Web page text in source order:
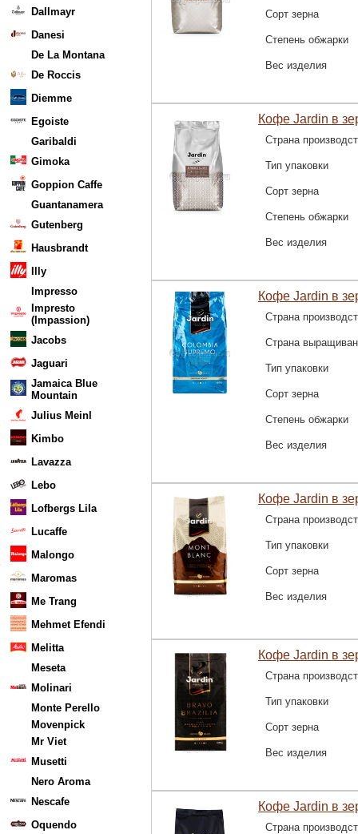
Dallmayr
Danesi
De La Montana
De Roccis
Diemme
Egoiste
Garibaldi
Gimoka
Goppion Caffe
Guantanamera
Gutenberg
Hausbrandt
Illy
Impresso
Impresto
(Impassion)
Jacobs
Jaguari
Jamaica Blue
Mountain
Julius Meinl
Kimbo
Lavazza
Lebo
Lofbergs Lila
Lucaffe
Malongo
Maromas
Me Trang
Mehmet Efendi
Melitta
Meseta
Molinari
Monte Perello
Movenpick
Mr Viet
Musetti
Nero Aroma
Nescafe
Oquendo
Сорт зерна
Степень обжарки
Вес изделия
Кофе Jardin в
Страна
Тип упаковки
Сорт зерна
Степень обжарки
Вес изделия
Кофе Jardin в
Страна
Страна
Тип упаковки
Сорт зерна
Степень обжарки
Вес изделия
Кофе Jardin в
Страна
Тип упаковки
Сорт зерна
Вес изделия
Кофе Jardin в
Страна
Тип упаковки
Сорт зерна
Вес изделия
Кофе Jardin в
Страна